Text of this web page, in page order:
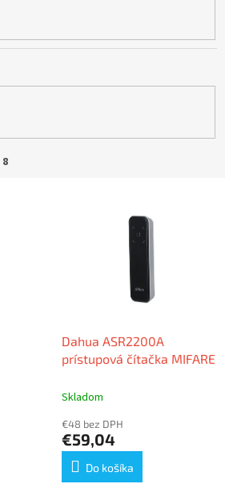
8
Dahua ASR2200A
prístupová čítačka MIFARE
Skladom
€48 bez DPH
€59,04
Do košíka